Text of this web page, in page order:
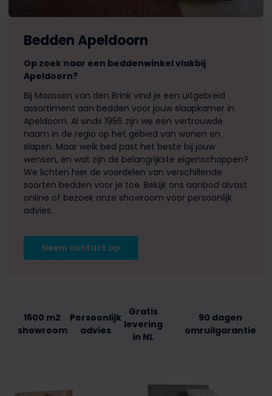
Bedden Apeldoorn
Op zoek naar een beddenwinkel vlakbij
Apeldoorn?
Bij Maassen van den Brink vind je een uitgebreid
assortiment aan bedden voor jouw slaapkamer in
Apeldoorn. Al sinds 1956 zijn we een vertrouwde
naam in de regio op het gebied van wonen en
slapen. Maar welk bed past het beste bij jouw
wensen, en wat zijn de belangrijkste eigenschappen?
We lichten hier de voordelen van verschillende
soorten bedden voor je toe. Bekijk ons aanbod alvast
online of bezoek onze showroom voor persoonlijk
advies.
Neem contact op
1600 m2
showroom
Persoonlijk
advies
Gratis
levering
in NL
90 dagen
omruilgarantie